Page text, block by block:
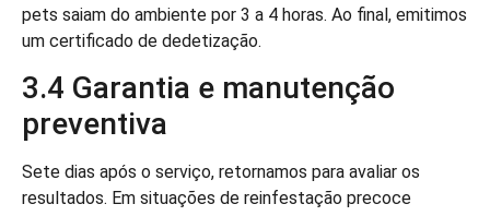
pets saiam do ambiente por 3 a 4 horas. Ao final, emitimos
um certificado de dedetização.
3.4 Garantia e manutenção
preventiva
Sete dias após o serviço, retornamos para avaliar os
resultados. Em situações de reinfestação precoce